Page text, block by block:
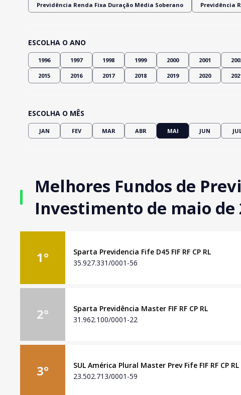
Previdência Renda Fixa Duração Média Soberano Previdência
ESCOLHA O ANO
1996 1997 1998 1999 2000 2001
2015 2016 2017 2018 2019 2020
ESCOLHA O MÊS
JAN FEV MAR ABR MAI JUN
Melhores Fundos de
Investimento de maio de
1°
Sparta Previdencia Fife D45 FIF RF CP RL
35.927.331/0001-56
2°
Sparta Previdência Master FIF RF CP RL
31.962.100/0001-22
3°
SUL América Plural Master Prev Fife FIF RF CP RL
23.502.713/0001-59